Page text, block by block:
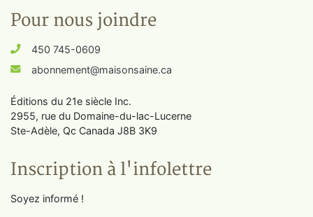
Pour nous joindre
450 745-0609
abonnement@maisonsaine.ca
Éditions du 21e siècle Inc.
2955, rue du Domaine-du-lac-Lucerne
Ste-Adèle, Qc Canada J8B 3K9
Inscription à l'infolettre
Soyez informé !